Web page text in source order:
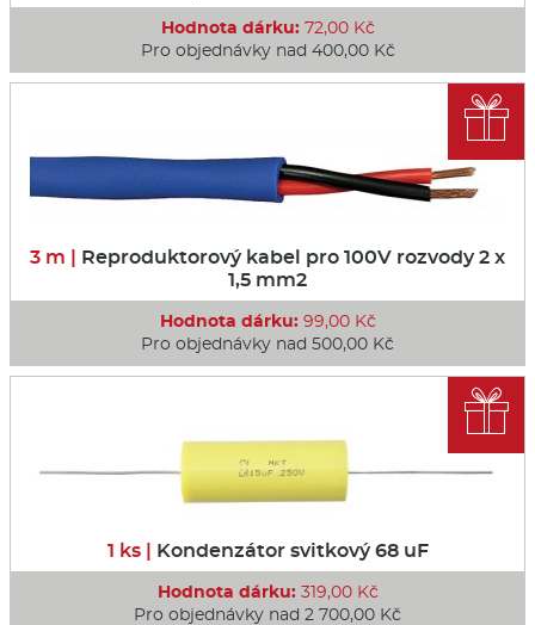
Hodnota dárku:72,00 Kč
Pro objednávky nad 400,00 Kč
3 m | Reproduktorový kabel pro 100V rozvody 2 x
1,5 mm2
Hodnota dárku:99,00 Kč
Pro objednávky nad 500,00 Kč

1 ks | Kondenzátor svitkový 68 uF
Hodnota dárku:319,00 Kč
Pro objednávky nad 2 700,00 Kč
